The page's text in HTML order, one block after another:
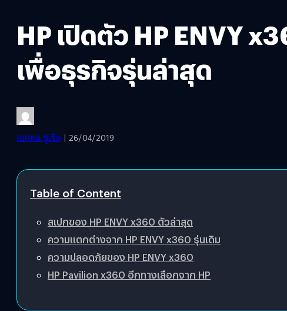
HP เปิดตัว HP ENVY
เพื่อธุรกิจรุ่นล่าสุด
เอกพล ชูเชิด | 26/04/2019
Table of Content
สเปกของ HP ENVY x360 ตัวล่าสุด
ความแตกต่างจาก HP ENVY x360 รุ่นเดิม
ความปลอดภัยของ HP ENVY x360
HP Pavilion x360 อีกทางเลือกจาก HP